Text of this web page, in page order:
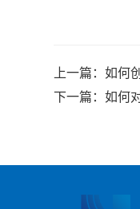
上一篇：如何
下一篇：如何